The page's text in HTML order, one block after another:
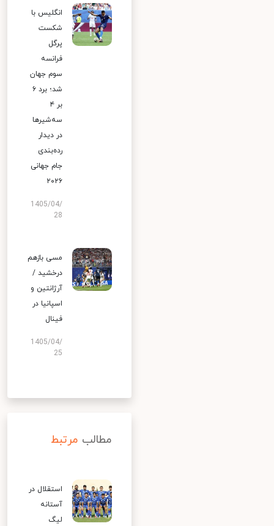
انگلیس با
شکست
پرگل
فرانسه
سوم جهان
شد؛ برد ۶
بر ۴
سه‌شیرها
در دیدار
رده‌بندی
جام جهانی
۲۰۲۶
1405/04/
28
مسی بازهم
درخشید /
آرژانتین و
اسپانیا در
فینال
1405/04/
25
مطالب مرتبط
استقلال در
آستانه
لیگ